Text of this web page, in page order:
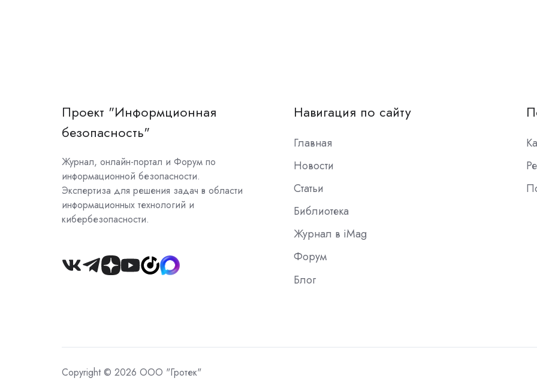
Проект "Информционная
безопасность"
Журнал, онлайн-портал и Форум по
информационной безопасности.
Экспертиза для решения задач в области
информационных технологий и
кибербезопасности.
Join
Навигация по сайту
Главная
Новости
Статьи
Библиотека
Журнал в iMag
Форум
Блог
Copyright © 2026 ООО "Гротек"